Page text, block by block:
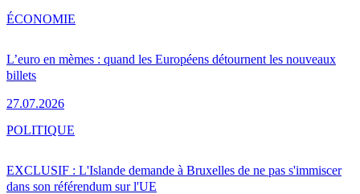
L’euro en mèmes : quand les Européens détournent les nouveaux
billets
27.07.2026
ÉCONOMIE
EXCLUSIF : L'Islande demande à Bruxelles de ne pas s'immiscer
dans son référendum sur l'UE
POLITIQUE